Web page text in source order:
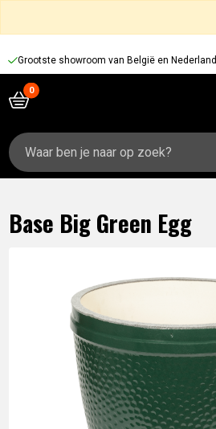
Grootste showroom van België en Nederland
Zoeken
naar:
Base Big Green Egg